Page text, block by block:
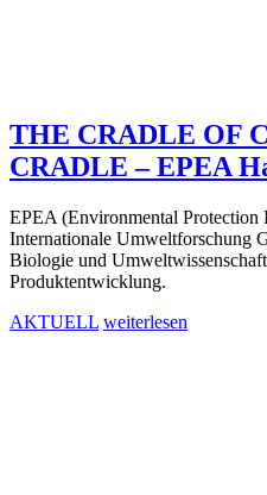
THE CRADLE OF
CRADLE – EPEA
EPEA (Environmental Protection
Internationale Umweltforschung
Biologie und
Produktentwicklung.
AKTUELL weiterlesen